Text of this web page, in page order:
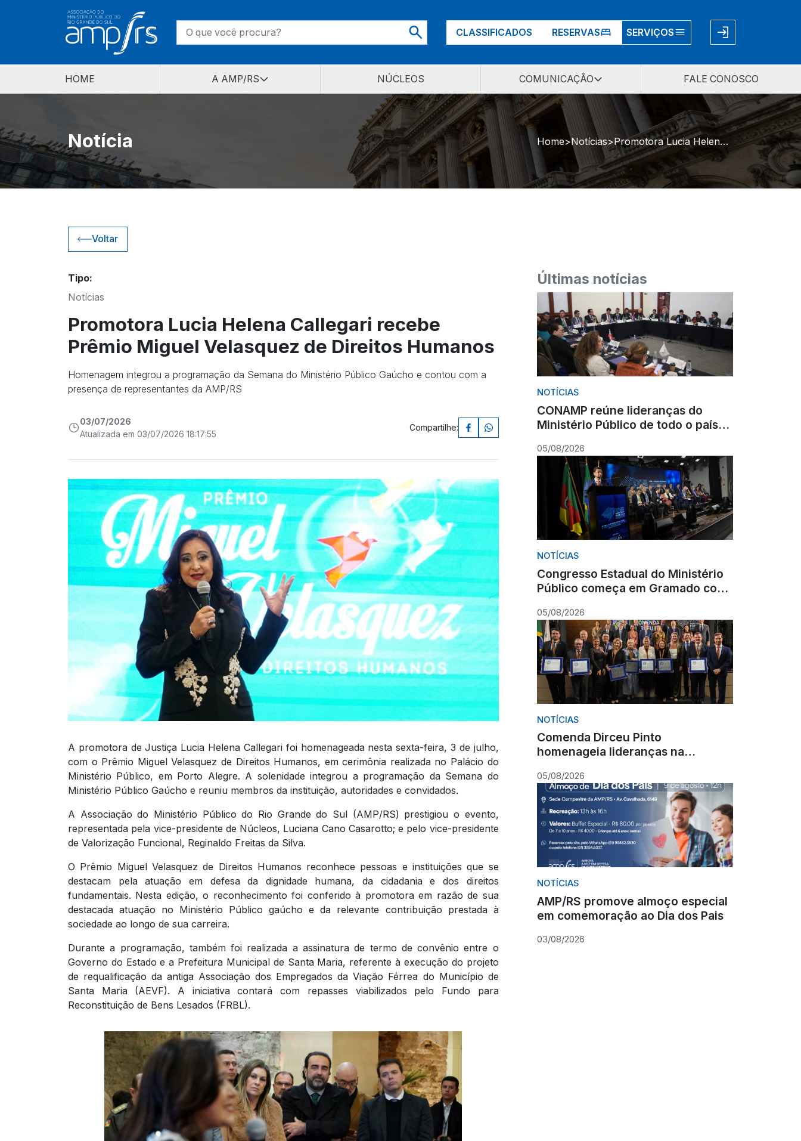
CLASSIFICADOS RESERVAS SERVIÇOS
HOME A AMP/RS NÚCLEOS COMUNICAÇÃO FALE CONOSCO
Notícia Home Notícias Promotora Lucia Helena Callegari recebe Prêmio Miguel Velasquez de Direitos Humanos
Voltar
Tipo:
Notícias
Promotora Lucia Helena Callegari recebe
Prêmio Miguel Velasquez de Direitos Humanos
Homenagem integrou a programação da Semana do Ministério Público Gaúcho e contou com a
presença de representantes da AMP/RS
03/07/2026
Atualizada em 03/07/2026 18:17:55
Compartilhe:
A promotora de Justiça Lucia Helena Callegari foi homenageada nesta sexta-feira, 3 de julho,
com o Prêmio Miguel Velasquez de Direitos Humanos, em cerimônia realizada no Palácio do
Ministério Público, em Porto Alegre. A solenidade integrou a programação da Semana do
Ministério Público Gaúcho e reuniu membros da instituição, autoridades e convidados.
A Associação do Ministério Público do Rio Grande do Sul (AMP/RS) prestigiou o evento,
representada pela vice-presidente de Núcleos, Luciana Cano Casarotto; e pelo vice-presidente
de Valorização Funcional, Reginaldo Freitas da Silva.
O Prêmio Miguel Velasquez de Direitos Humanos reconhece pessoas e instituições que se
destacam pela atuação em defesa da dignidade humana, da cidadania e dos direitos
fundamentais. Nesta edição, o reconhecimento foi conferido à promotora em razão de sua
destacada atuação no Ministério Público gaúcho e da relevante contribuição prestada à
sociedade ao longo de sua carreira.
Durante a programação, também foi realizada a assinatura de termo de convênio entre o
Governo do Estado e a Prefeitura Municipal de Santa Maria, referente à execução do projeto
de requalificação da antiga Associação dos Empregados da Viação Férrea do Município de
Santa Maria (AEVF). A iniciativa contará com repasses viabilizados pelo Fundo para
Reconstituição de Bens Lesados (FRBL).
Últimas notícias
NOTÍCIAS
CONAMP reúne lideranças do
Ministério Público de todo o país
para fortalecer atuação
institucional
05/08/2026
NOTÍCIAS
Congresso Estadual do Ministério
Público começa em Gramado com
05/08/2026
NOTÍCIAS
Comenda Dirceu Pinto
homenageia lideranças na
do Ministério Público
05/08/2026
NOTÍCIAS
AMP/RS promove almoço especial
em comemoração ao Dia dos Pais
03/08/2026